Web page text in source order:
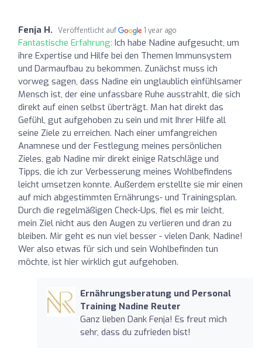
Fenja H. Veröffentlicht auf 1 year ago
Fantastische Erfahrung: Ich habe Nadine aufgesucht, um
ihre Expertise und Hilfe bei den Themen Immunsystem
und Darmaufbau zu bekommen. Zunächst muss ich
vorweg sagen, dass Nadine ein unglaublich einfühlsamer
Mensch ist, der eine unfassbare Ruhe ausstrahlt, die sich
direkt auf einen selbst überträgt. Man hat direkt das
Gefühl, gut aufgehoben zu sein und mit Ihrer Hilfe all
seine Ziele zu erreichen. Nach einer umfangreichen
Anamnese und der Festlegung meines persönlichen
Zieles, gab Nadine mir direkt einige Ratschläge und
Tipps, die ich zur Verbesserung meines Wohlbefindens
leicht umsetzen konnte. Außerdem erstellte sie mir einen
auf mich abgestimmten Ernährungs- und Trainingsplan.
Durch die regelmäßigen Check-Ups, fiel es mir leicht,
mein Ziel nicht aus den Augen zu verlieren und dran zu
bleiben. Mir geht es nun viel besser - vielen Dank, Nadine!
Wer also etwas für sich und sein Wohlbefinden tun
möchte, ist hier wirklich gut aufgehoben.
Ernährungsberatung und Personal
Training Nadine Reuter
Ganz lieben Dank Fenja! Es freut mich
sehr, dass du zufrieden bist!